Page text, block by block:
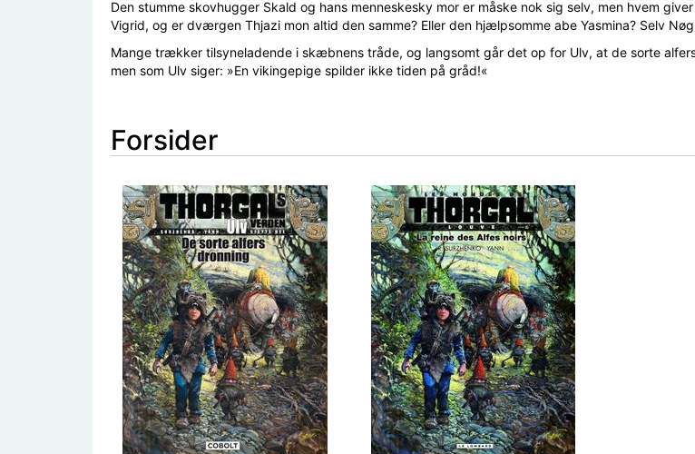
Den stumme skovhugger Skald og hans menneskesky mor er måske nok sig selv, men hvem
Vigrid, og er dværgen Thjazi mon altid den samme? Eller den hjælpsomme abe Yasmina? Selv
Mange trækker tilsyneladende i skæbnens tråde, og langsomt går det op for Ulv, at de sorte
men som Ulv siger: »En vikingepige spilder ikke tiden på gråd!«
Forsider